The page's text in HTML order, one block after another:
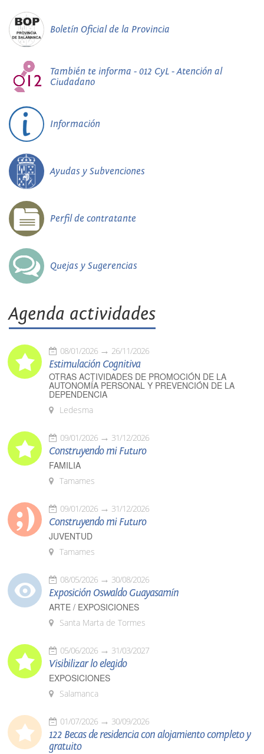
Boletín Oficial de la Provincia
También te informa - 012 CyL - Atención al
Ciudadano
Información
Ayudas y Subvenciones
Perfil de contratante
Quejas y Sugerencias
Agenda actividades
08/01/2026 26/11/2026
Estimulación Cognitiva
OTRAS ACTIVIDADES DE PROMOCIÓN DE LA
AUTONOMÍA PERSONAL Y PREVENCIÓN DE LA
DEPENDENCIA
Ledesma
09/01/2026 31/12/2026
Construyendo mi Futuro
FAMILIA
Tamames
09/01/2026 31/12/2026
Construyendo mi Futuro
JUVENTUD
Tamames
08/05/2026 30/08/2026
Exposición Oswaldo Guayasamín
ARTE / EXPOSICIONES
Santa Marta de Tormes
05/06/2026 31/03/2027
Visibilizar lo elegido
EXPOSICIONES
Salamanca
01/07/2026 30/09/2026
122 Becas de residencia con alojamiento completo y
gratuito